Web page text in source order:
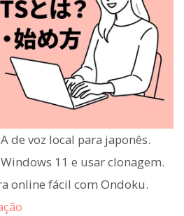
de voz local para japonês.
11 e usar clonagem.
online fácil com Ondoku.